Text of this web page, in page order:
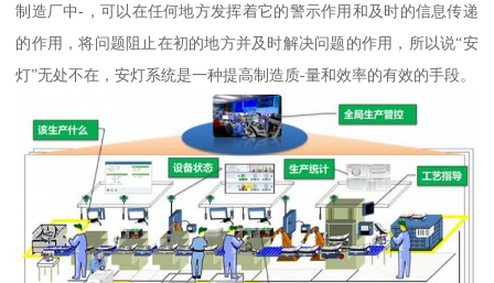
制造厂中-，可以在任何地方发挥着它的警示作用和及时的信息传递
的作用，将问题阻止在初的地方并及时解决问题的作用，所以说“安
灯”无处不在，安灯系统是一种提高制造质-量和效率的有效的手段。